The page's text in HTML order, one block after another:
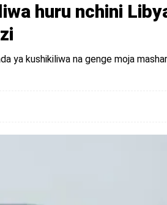
huru nchini
ya kushikiliwa na genge moja